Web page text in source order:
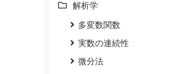
解析学
多変数関数
実数の連続性
微分法